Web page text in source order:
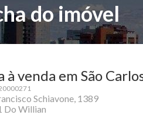
do imóvel
à venda em São
Schiavone, 1389
Do Willian